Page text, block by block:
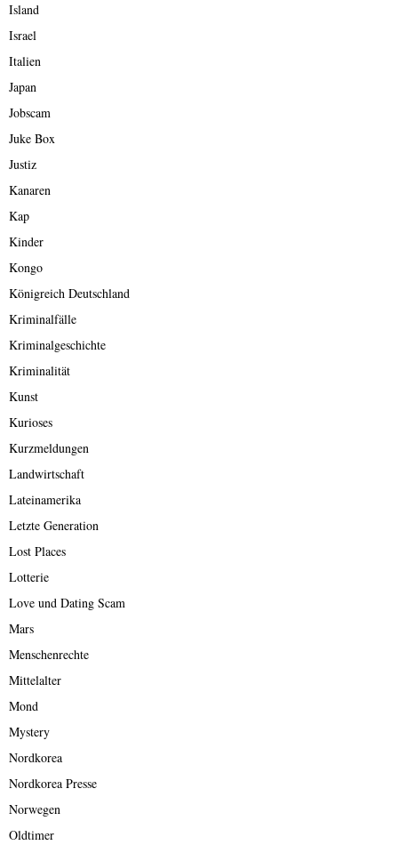
Island
Israel
Italien
Japan
Jobscam
Juke Box
Justiz
Kanaren
Kap
Kinder
Kongo
Königreich Deutschland
Kriminalfälle
Kriminalgeschichte
Kriminalität
Kunst
Kurioses
Kurzmeldungen
Landwirtschaft
Lateinamerika
Letzte Generation
Lost Places
Lotterie
Love und Dating Scam
Mars
Menschenrechte
Mittelalter
Mond
Mystery
Nordkorea
Nordkorea Presse
Norwegen
Oldtimer